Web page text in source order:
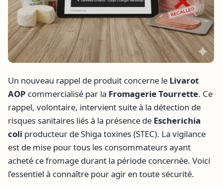
Un nouveau rappel de produit concerne le Livarot
AOP commercialisé par la Fromagerie Tourrette. Ce
rappel, volontaire, intervient suite à la détection de
risques sanitaires liés à la présence de Escherichia
coli producteur de Shiga toxines (STEC). La vigilance
est de mise pour tous les consommateurs ayant
acheté ce fromage durant la période concernée. Voici
l’essentiel à connaître pour agir en toute sécurité.